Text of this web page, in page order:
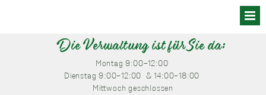
Die Verwaltung ist für Sie da:
Montag 9:00-12:00
Dienstag 9:00-12:00 & 14:00-18:00
Mittwoch geschlossen